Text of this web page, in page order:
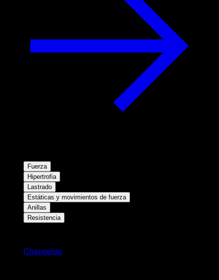
Fuerza
Hipertrofia
Lastrado
Estáticas y movimientos de fuerza
Anillas
Resistencia
Changelog